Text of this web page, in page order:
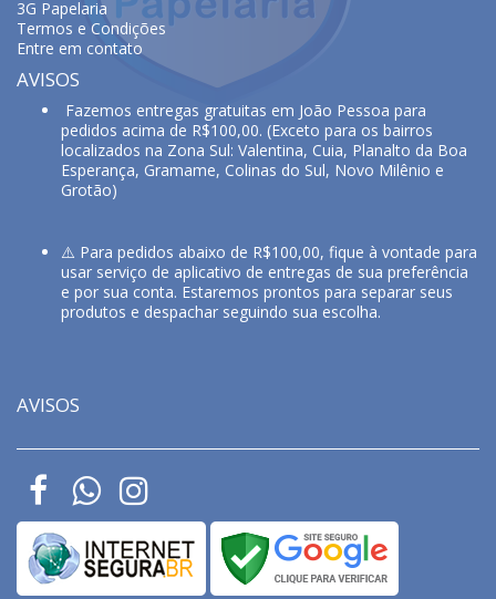
3G Papelaria
Termos e Condições
Entre em contato
AVISOS
Fazemos entregas gratuitas em João Pessoa para
pedidos acima de R$100,00. (Exceto para os bairros
localizados na Zona Sul: Valentina, Cuia, Planalto da Boa
Esperança, Gramame, Colinas do Sul, Novo Milênio e
Grotão)
⚠️ Para pedidos abaixo de R$100,00, fique à vontade para
usar serviço de aplicativo de entregas de sua preferência
e por sua conta. Estaremos prontos para separar seus
produtos e despachar seguindo sua escolha.
AVISOS